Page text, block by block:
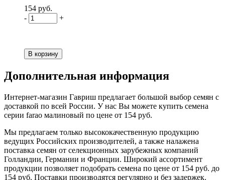
154 руб.
-
+
Дополнительная информация
Интернет-магазин Гавриш предлагает большой выбор семян с
доставкой по всей России. У нас Вы можете купить семена
серии farao малиновый по цене от 154 руб.
Мы предлагаем только высококачественную продукцию
ведущих Российских производителей, а также налажена
поставка семян от селекционных зарубежных компаний
Голландии, Германии и Франции. Широкий ассортимент
продукции позволяет подобрать семена по цене от 154 руб. до
154 руб. Поставки производятся регулярно и без задержек.